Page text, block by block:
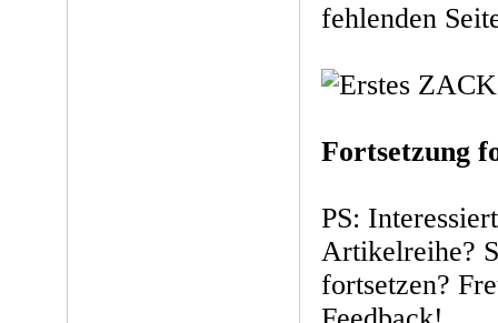
fehlenden
Fortsetzung
PS:
Artikelreihe?
fortsetzen?